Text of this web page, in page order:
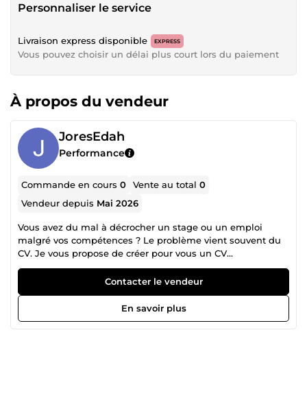
Personnaliser le service
Livraison express disponible EXPRESS
Vous pouvez choisir un délai plus court lors du paiement
À propos du vendeur
JoresEdah
Performance
Commande en cours0 Vente au total0
Vendeur depuis Mai 2026
Vous avez du mal à décrocher un stage ou un emploi
malgré vos compétences ? Le problème vient souvent du
CV. Je vous propose de créer pour vous un CV
professionnel, moderne et bien structuré qui met en
valeur votre profil. ✔️ Mise en page claire et professionnelle
✔️ Amélioration de vos phrases ✔️ Design moderne adapté
à votre domaine ✔️ Fichier PDF prêt à envoyer Je travaille
avec sérieux et rapidité pour vous aider à augmenter vos
Contacter le vendeur
En savoir plus